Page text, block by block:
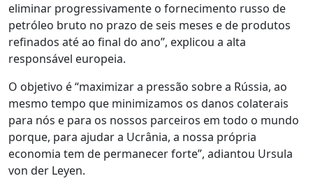
eliminar progressivamente o fornecimento russo de
petróleo bruto no prazo de seis meses e de produtos
refinados até ao final do ano”, explicou a alta
responsável europeia.
O objetivo é “maximizar a pressão sobre a Rússia, ao
mesmo tempo que minimizamos os danos colaterais
para nós e para os nossos parceiros em todo o mundo
porque, para ajudar a Ucrânia, a nossa própria
economia tem de permanecer forte”, adiantou Ursula
von der Leyen.